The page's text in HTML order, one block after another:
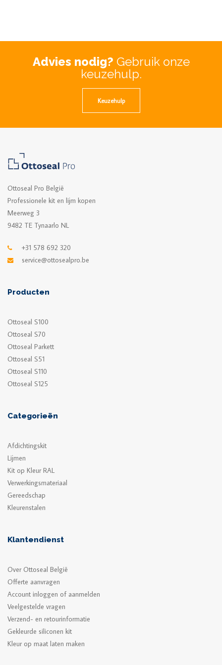
Advies nodig? Gebruik onze
keuzehulp.
Keuzehulp
Ottoseal Pro België
Professionele kit en lijm kopen
Meerweg 3
9482 TE Tynaarlo NL
+31 578 692 320
service@ottosealpro.be
Producten
Ottoseal S100
Ottoseal S70
Ottoseal Parkett
Ottoseal S51
Ottoseal S110
Ottoseal S125
Categorieën
Afdichtingskit
Lijmen
Kit op Kleur RAL
Verwerkingsmateriaal
Gereedschap
Kleurenstalen
Klantendienst
Over Ottoseal België
Offerte aanvragen
Account inloggen of aanmelden
Veelgestelde vragen
Verzend- en retourinformatie
Gekleurde siliconen kit
Kleur op maat laten maken